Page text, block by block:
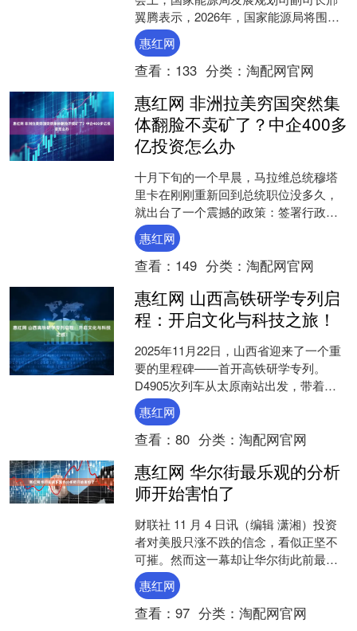
翼腾表示，2026年，国家能源局将围绕
激发市场活力、优化发展环境等方面加
大政策支持力度，....
惠红网
查看： 133 分类： 淘配网官网
惠红网 非洲拉美穷国突然集
体翻脸不卖矿了？中企400多
亿投资怎么办
十月下旬的一个早晨，马拉维总统穆塔
里卡在刚刚重新回到总统职位没多久，
就出台了一个震撼的政策：签署行政命
令，立即禁止出口锂矿、稀土等战略矿
产的原矿，且不提供过渡期....
惠红网
查看： 149 分类： 淘配网官网
惠红网 山西高铁研学专列启
程：开启文化与科技之旅！
2025年11月22日，山西省迎来了一个重
要的里程碑——首开高铁研学专列。
D4905次列车从太原南站出发，带着来
自山西博雅培文实验学校的556名师生，
开启为期三....
惠红网
查看： 80 分类： 淘配网官网
惠红网 华尔街最乐观的分析
师开始害怕了
财联社 11 月 4 日讯（编辑 潇湘）投资
者对美股只涨不跌的信念，看似正坚不
可摧。然而这一幕却让华尔街此前最乐
观的分析师之一开始感到担忧：这种极
端的看涨情绪可....
惠红网
查看： 97 分类： 淘配网官网